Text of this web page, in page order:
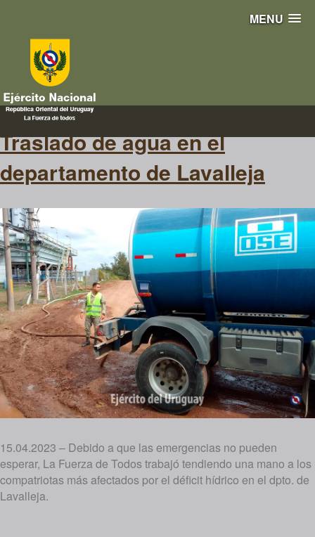
MENU
hídrico
Traslado de agua en el
departamento de Lavalleja
15.04.2023 – Debido a que las emergencias no pueden
esperar, La Fuerza de Todos trabajó tendiendo una mano a los
compatriotas más afectados por el déficit hídrico en el dpto. de
Lavalleja.